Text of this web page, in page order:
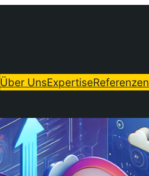
Über UnsExpertiseReferenzen